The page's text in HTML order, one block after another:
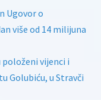
Ugovor o
više od 14 milijuna
položeni vijenci i
Golubiću, u Stravči